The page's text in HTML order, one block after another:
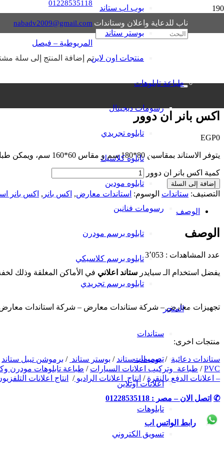
ناب للدعاية واعلان وستاندات
01228535118
nabadv2009@gmail.com
المريوطية – فيصل
تم إضافة المنتج إلى سلة
بوب اب ستاند
بوستر ستاند
منتجات اون لاين
طباعة تابلوهات
رسومات ديجيتال
تابلوه تجريدي
تابلوه كلاسيك
تابلوه مودين
رسومات فنانين
تابلوه برسم مودرن
تابلوه برسم كلاسيكي
تابلوه برسم تجريدي
المتجر
ستاندات
تصميمات
اعلانات اونلاين
تابلوهات
تسويق الكتروني
اكس بانر ان دوور
EGP0
يتوفر الاستاند بمقاسين 80*180 سم و مقاس 60*160 سم، ويمكن طباعة رسالته الاعلانية على خامة بانر أو خامة جلوسي.
كمية اكس بانر ان دوور
إضافة إلى السلة
التصنيف: ستاندات الوسوم: استاندات معارض, اكس بانر , اكس بانر
الوصف
الوصف
عدد المشاهدات : 3٬053
يفضل استخدام الـ سبايدر ستاند اعلاني في الأماكن المغلقة وذلك لخفة وزنه، كما يتوفر الاستاند بمقاسين
تجهيزات معارض – شركة ستاندات معارض – شركة استاندات
منتجات اخرى:
ستاندات دعائية /بوب اب ستاند / بوستر ستاند / برموشن تيبل ستاند
PVC
/ طباعة وتركيب اعلانات السيارات / طباعة تابلوهات مودرن
– اعلانات الدفع بالنقرة / انتاج اعلانات الراديو/ انتاج اعلانات
✆ اتصل الان – مصر : 01228535118
رابط الواتس اب